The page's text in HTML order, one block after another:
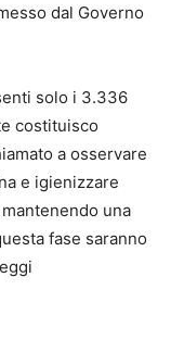
dal Governo
solo i 3.336
costituisco
a osservare
e igienizzare
una
fase saranno